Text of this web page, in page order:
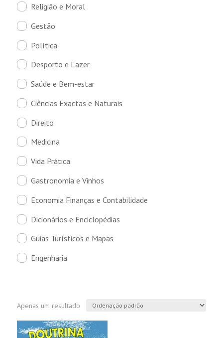
Religião e Moral
Gestão
Política
Desporto e Lazer
Saúde e Bem-estar
Ciências Exactas e Naturais
Direito
Medicina
Vida Prática
Gastronomia e Vinhos
Economia Finanças e Contabilidade
Dicionários e Enciclopédias
Guias Turísticos e Mapas
Engenharia
Apenas um resultado